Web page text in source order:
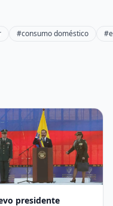
#consumo doméstico
presidente